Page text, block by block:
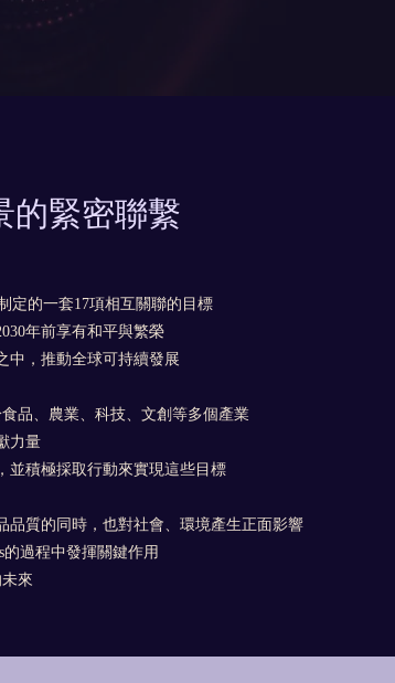
的緊密聯繫
定的一套17項相互關聯的目標
年前享有和平與繁榮
中，推動全球可持續發展
品、農業、科技、文創等多個產業
力量
並積極採取行動來實現這些目標
品質的同時，也對社會、環境產生正面影響
過程中發揮關鍵作用
來